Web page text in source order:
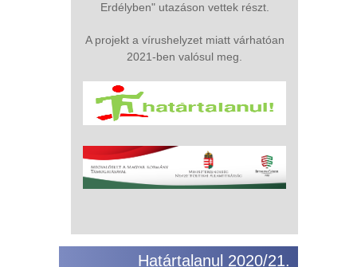
Erdélyben" utazáson vettek részt.
A projekt a vírushelyzet miatt várhatóan
2021-ben valósul meg.
Határtalanul 2020/21.